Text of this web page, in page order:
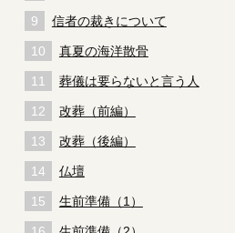
信者の裁きについて
真夏の海洋散骨
葬儀は要らないと言う人
改葬（前編）
改葬（後編）
仏壇
生前準備（1）